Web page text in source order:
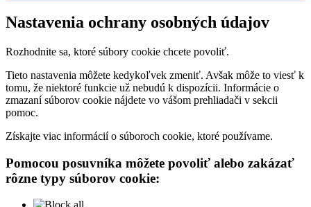
Nastavenia ochrany osobných údajov
Rozhodnite sa, ktoré súbory cookie chcete povoliť.
Tieto nastavenia môžete kedykoľvek zmeniť. Avšak môže to viesť k
tomu, že niektoré funkcie už nebudú k dispozícii. Informácie o
zmazaní súborov cookie nájdete vo vášom prehliadači v sekcii
pomoc.
Získajte viac informácií o súboroch cookie, ktoré používame.
Pomocou posuvníka môžete povoliť alebo zakázať
rôzne typy súborov cookie: